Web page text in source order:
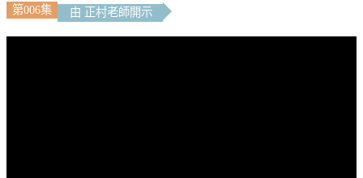
第006集 由 正村老師開示